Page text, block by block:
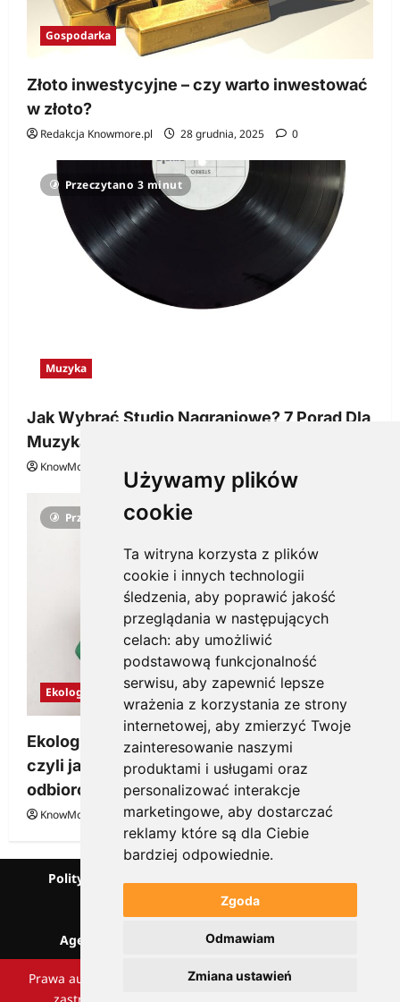
Używamy plików
cookie
Ta witryna korzysta z plików
cookie i innych technologii
śledzenia, aby poprawić jakość
przeglądania w następujących
celach: aby umożliwić
podstawową funkcjonalność
serwisu, aby zapewnić lepsze
wrażenia z korzystania ze strony
internetowej, aby zmierzyć Twoje
zainteresowanie naszymi
produktami i usługami oraz
personalizować interakcje
marketingowe, aby dostarczać
reklamy które są dla Ciebie
bardziej odpowiednie.
Zgoda
Odmawiam
Zmiana ustawień
Gospodarka
Złoto inwestycyjne – czy warto inwestować
w złoto?
Redakcja Knowmore.pl 28 grudnia, 2025 0
Przeczytano 3 minut
Muzyka
Jak Wybrać Studio Nagraniowe? 7 Porad Dla
Muzyka
KnowMore.pl
Przeczytano 3 minut
Ekologia
Ekologiczne gadżety reklamowe dla firmy,
czyli jak wzbudzić zainteresowanie
odbiorców
KnowMore.pl 28 grudnia, 2025 0
Polityka prywatności
Słownik marketingowy
Blog o przedsiębiorczości
Agencja marketingowa Scorise
SentiSignal
Prawa autorskie Scorise Agency Sp. z o.o. Wszelkie prawa